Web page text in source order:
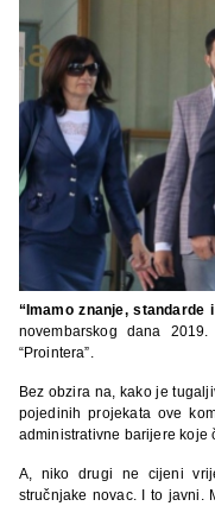
“Imamo znanje, standarde
novembarskog dana
“Prointera”.
Bez obzira na, kako je
pojedinih projekata ove
administrativne barijere koje
A, niko drugi ne cijeni
stručnjake novac. I to javni.